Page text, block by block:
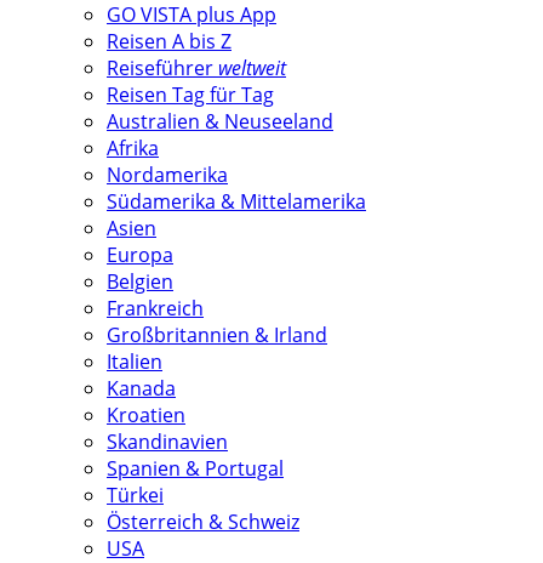
GO VISTA plus App
Reisen A bis Z
Reiseführer weltweit
Reisen Tag für Tag
Australien & Neuseeland
Afrika
Nordamerika
Südamerika & Mittelamerika
Asien
Europa
Belgien
Frankreich
Großbritannien & Irland
Italien
Kanada
Kroatien
Skandinavien
Spanien & Portugal
Türkei
Österreich & Schweiz
USA